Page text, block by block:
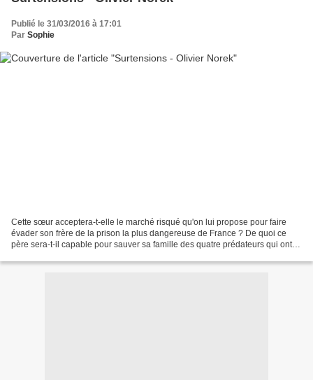
Publié le 31/03/2016 à 17:01
Par Sophie
Cette sœur acceptera-t-elle le marché risqué qu'on lui propose pour faire
évader son frère de la prison la plus dangereuse de France ? De quoi ce
père sera-t-il capable pour sauver sa famille des quatre prédateurs qui ont